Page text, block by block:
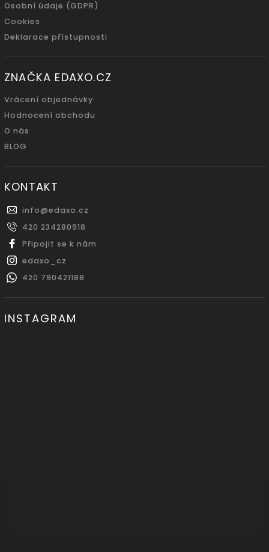
Osobní údaje (GDPR)
Cookies
Deklarace přístupnosti
ZNAČKA EDAXO.CZ
Vrácení objednávky
Hodnocení obchodu
O nás
BLOG
KONTAKT
info@edaxo.cz
420 234280918
Připojit se k nám
edaxo_cz
420 790421188
INSTAGRAM